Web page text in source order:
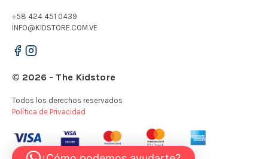
+58 424 451 0439
INFO@KIDSTORE.COM.VE
© 2026 - The Kidstore
Todos los derechos reservados
Política de Privacidad